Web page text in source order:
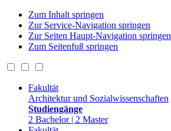
Zum Inhalt springen
Zur Service-Navigation springen
Zur Seiten Haupt-Navigation springen
Zum Seitenfuß springen
Fakultät
Architektur und Sozialwissenschaften
Studiengänge
2 Bachelor | 2 Master